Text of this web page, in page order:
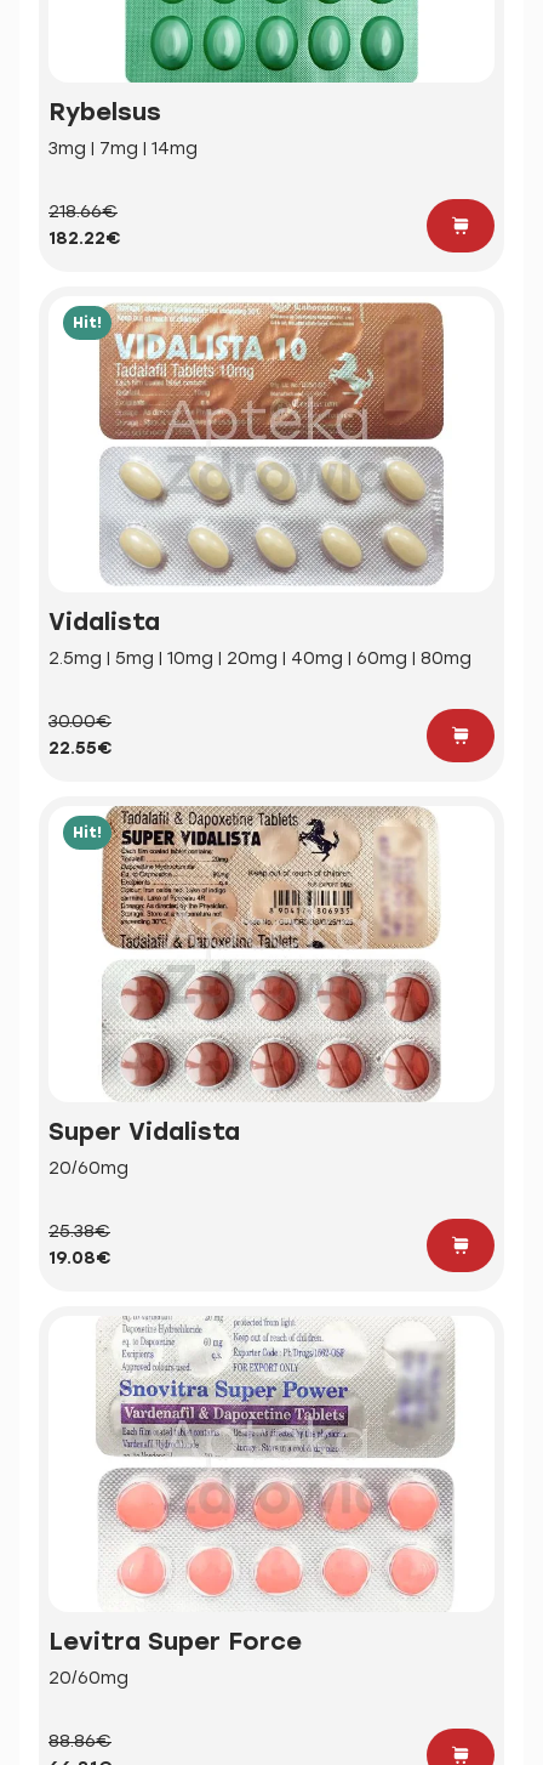
Rybelsus
3mg | 7mg | 14mg
218.66€
182.22€
Hit!
Vidalista
2.5mg | 5mg | 10mg | 20mg | 40mg | 60mg | 80mg
30.00€
22.55€
Hit!
Super Vidalista
20/60mg
25.38€
19.08€
Levitra Super Force
20/60mg
88.86€